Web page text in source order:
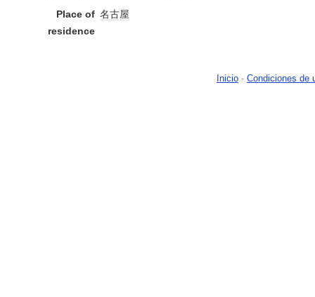
Place of
residence
名古屋
Inicio - Condiciones de